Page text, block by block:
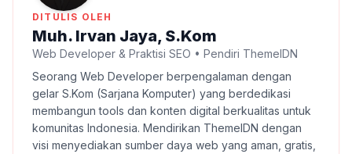
DITULIS OLEH
Muh. Irvan Jaya, S.Kom
Web Developer & Praktisi SEO • Pendiri ThemeIDN
Seorang Web Developer berpengalaman dengan
gelar S.Kom (Sarjana Komputer) yang berdedikasi
membangun tools dan konten digital berkualitas untuk
komunitas Indonesia. Mendirikan ThemeIDN dengan
visi menyediakan sumber daya web yang aman, gratis,